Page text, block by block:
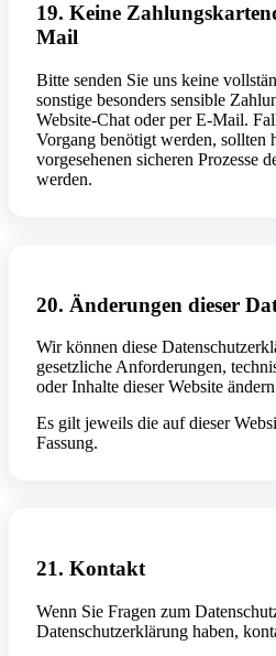
19. Keine
Mail
Bitte senden Sie uns keine
sonstige besonders sensible
Website-Chat oder per E-Mail.
Vorgang benötigt werden, sollten
vorgesehenen sicheren Prozesse
werden.
20. Änderungen dieser
Wir können diese
gesetzliche Anforderungen,
oder Inhalte dieser Website
Es gilt jeweils die auf dieser
Fassung.
21. Kontakt
Wenn Sie Fragen zum
Datenschutzerklärung haben,